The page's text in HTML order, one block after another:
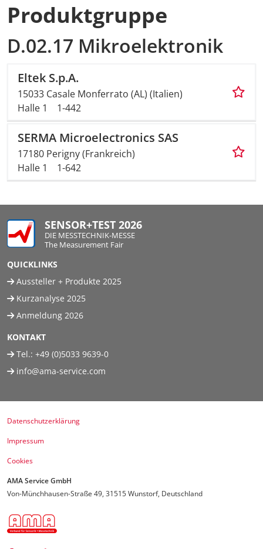
Produktgruppe
D.02.17 Mikroelektronik
Eltek S.p.A.
15033 Casale Monferrato (AL) (Italien)
Halle 1
1-442
SERMA Microelectronics SAS
17180 Perigny (Frankreich)
Halle 1
1-642
SENSOR+TEST 2026
DIE MESSTECHNIK-MESSE
The Measurement Fair
QUICKLINKS
Aussteller + Produkte 2025
Kurzanalyse 2025
Anmeldung 2026
KONTAKT
Tel.: +49 (0)5033 9639-0
info@ama-service.com
Datenschutzerklärung
Impressum
Cookies
AMA Service GmbH
Von-Münchhausen-Straße 49, 31515 Wunstorf, Deutschland